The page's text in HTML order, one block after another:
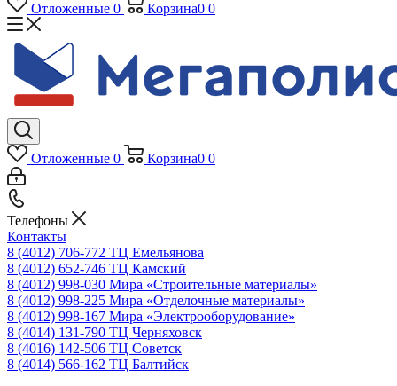
Отложенные 0 Корзина0 0
Отложенные 0 Корзина0 0
Телефоны
Контакты
8 (4012) 706-772 ТЦ Емельянова
8 (4012) 652-746 ТЦ Камский
8 (4012) 998-030 Мира «Строительные материалы»
8 (4012) 998-225 Мира «Отделочные материалы»
8 (4012) 998-167 Мира «Электрооборудование»
8 (4014) 131-790 ТЦ Черняховск
8 (4016) 142-506 ТЦ Советск
8 (4014) 566-162 ТЦ Балтийск